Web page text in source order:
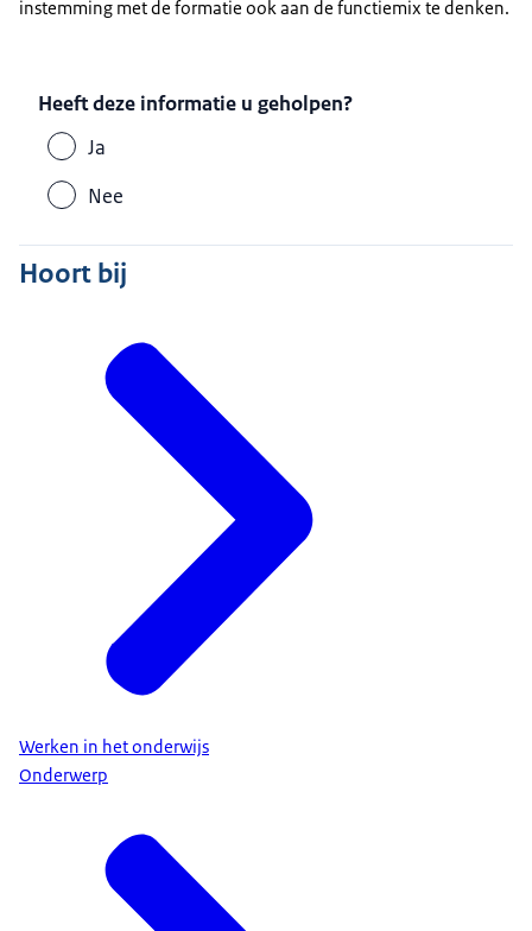
instemming met de formatie ook aan de functiemix te denken.
Heeft deze informatie u geholpen?
Ja
Nee
Hoort bij
Werken in het onderwijs
Onderwerp